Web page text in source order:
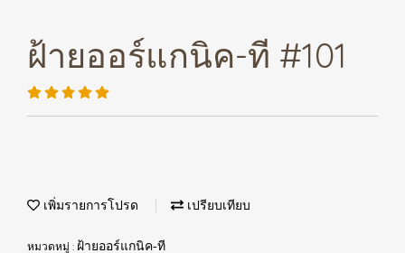
ฝ้ายออร์แกนิค-ที #101
เพิ่มรายการโปรด เปรียบเทียบ
หมวดหมู่ : ฝ้ายออร์แกนิค-ที